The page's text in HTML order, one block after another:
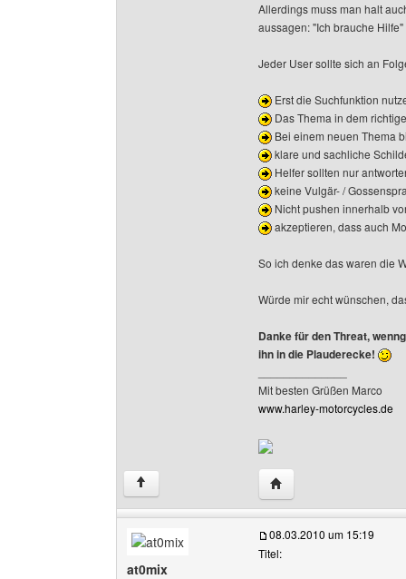
Allerdings muss man halt
aussagen: "Ich brauche
Jeder User sollte sich an
Erst die Suchfunktion
Das Thema in dem
Bei einem neuen Thema
klare und sachliche
Helfer sollten nur
keine Vulgär- /
Nicht pushen innerhalb
akzeptieren, dass auch
So ich denke das waren die
Würde mir echt wünschen,
Danke für den Threat,
ihn in die Plauderecke!
Mit besten Grüßen Marco
www.harley-motorcycles.de
↑ Website dieses
at0mix
08.03.2010 um 15:19
Titel: